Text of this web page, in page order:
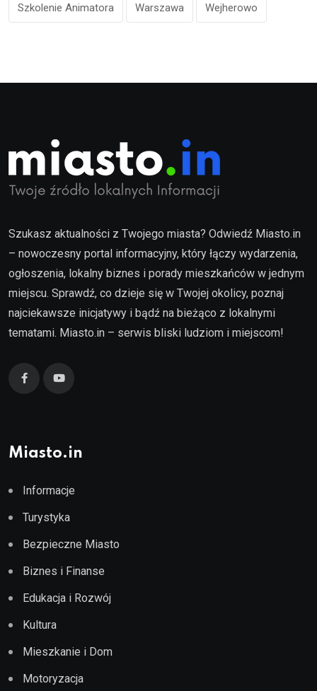
Szkolenie Animatora Warszawa Wejherowo
Szukasz aktualności z Twojego miasta? Odwiedź Miasto.in
– nowoczesny portal informacyjny, który łączy wydarzenia,
ogłoszenia, lokalny biznes i porady mieszkańców w jednym
miejscu. Sprawdź, co dzieje się w Twojej okolicy, poznaj
najciekawsze inicjatywy i bądź na bieżąco z lokalnymi
tematami. Miasto.in – serwis bliski ludziom i miejscom!
Miasto.in
Informacje
Turystyka
Bezpieczne Miasto
Biznes i Finanse
Edukacja i Rozwój
Kultura
Mieszkanie i Dom
Motoryzacja